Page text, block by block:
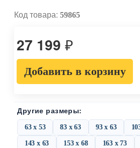
Код товара: 59865
27 199₽
Добавить в корзину
Другие размеры:
63 х 53 83 х 63 93 х 63
143 х 63 153 х 68 163 х 73